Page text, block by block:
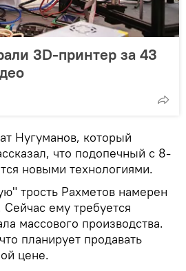
3D-принтер за 43
Нугуманов, который
что подопечный с 8-
новыми технологиями.
трость Рахметов намерен
Сейчас ему требуется
массового производства.
планирует продавать
цене.